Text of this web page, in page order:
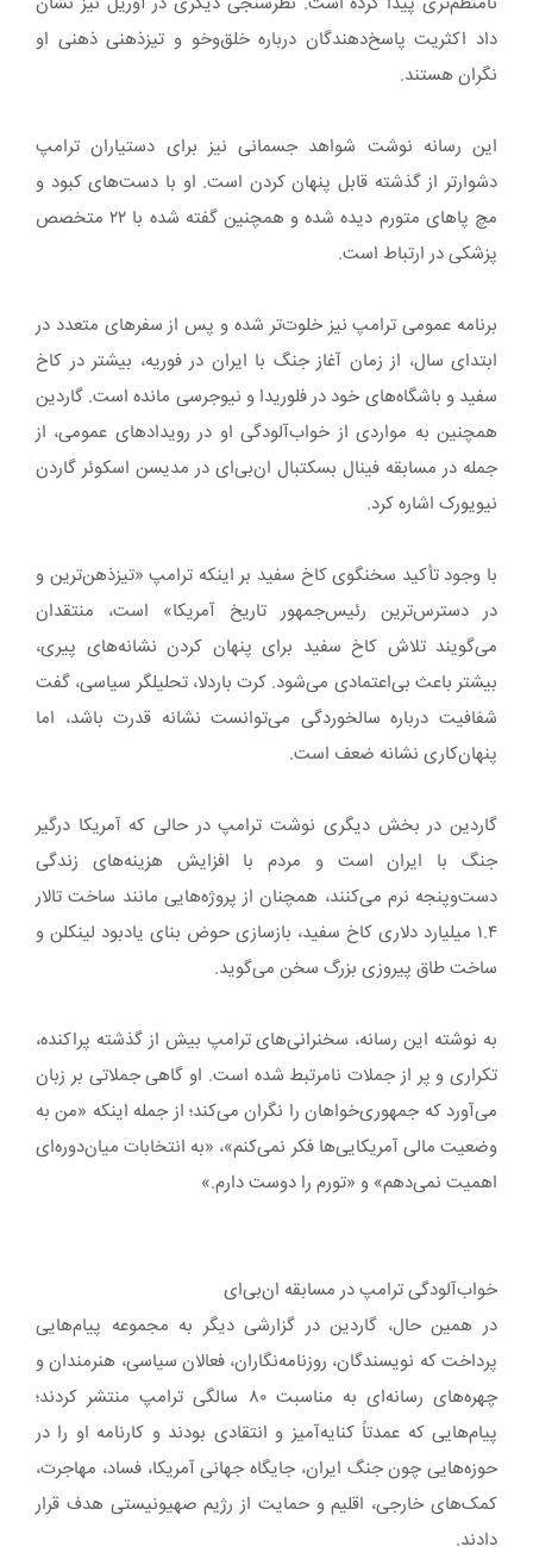
داد اکثریت پاسخ‌دهندگان درباره خلق‌وخو و تیزذهنی ذهنی او
نگران هستند.
این رسانه نوشت شواهد جسمانی نیز برای دستیاران ترامپ
دشوارتر از گذشته قابل پنهان کردن است. او با دست‌های کبود و
مچ پاهای متورم دیده شده و همچنین گفته شده با ۲۲ متخصص
پزشکی در ارتباط است.
برنامه عمومی ترامپ نیز خلوت‌تر شده و پس از سفرهای متعدد در
ابتدای سال، از زمان آغاز جنگ با ایران در فوریه، بیشتر در کاخ
سفید و باشگاه‌های خود در فلوریدا و نیوجرسی مانده است. گاردین
همچنین به مواردی از خواب‌آلودگی او در رویدادهای عمومی، از
جمله در مسابقه فینال بسکتبال ان‌بی‌ای در مدیسن اسکوئر گاردن
نیویورک اشاره کرد.
با وجود تأکید سخنگوی کاخ سفید بر اینکه ترامپ «تیزذهن‌ترین و
در دسترس‌ترین رئیس‌جمهور تاریخ آمریکا» است، منتقدان
می‌گویند تلاش کاخ سفید برای پنهان کردن نشانه‌های پیری،
بیشتر باعث بی‌اعتمادی می‌شود. کرت باردلا، تحلیلگر سیاسی، گفت
شفافیت درباره سالخوردگی می‌توانست نشانه قدرت باشد، اما
پنهان‌کاری نشانه ضعف است.
گاردین در بخش دیگری نوشت ترامپ در حالی که آمریکا درگیر
جنگ با ایران است و مردم با افزایش هزینه‌های زندگی
دست‌وپنجه نرم می‌کنند، همچنان از پروژه‌هایی مانند ساخت تالار
۱.۴ میلیارد دلاری کاخ سفید، بازسازی حوض بنای یادبود لینکلن و
ساخت طاق پیروزی بزرگ سخن می‌گوید.
به نوشته این رسانه، سخنرانی‌های ترامپ بیش از گذشته پراکنده،
تکراری و پر از جملات نامرتبط شده است. او گاهی جملاتی بر زبان
می‌آورد که جمهوری‌خواهان را نگران می‌کند؛ از جمله اینکه «من به
وضعیت مالی آمریکایی‌ها فکر نمی‌کنم»، «به انتخابات میان‌دوره‌ای
اهمیت نمی‌دهم» و «تورم را دوست دارم.»
خواب‌آلودگی ترامپ در مسابقه ان‌بی‌ای
در همین حال، گاردین در گزارشی دیگر به مجموعه پیام‌هایی
پرداخت که نویسندگان، روزنامه‌نگاران، فعالان سیاسی، هنرمندان و
چهره‌های رسانه‌ای به مناسبت ۸۰ سالگی ترامپ منتشر کردند؛
پیام‌هایی که عمدتاً کنایه‌آمیز و انتقادی بودند و کارنامه او را در
حوزه‌هایی چون جنگ ایران، جایگاه جهانی آمریکا، فساد، مهاجرت،
کمک‌های خارجی، اقلیم و حمایت از رژیم صهیونیستی هدف قرار
دادند.